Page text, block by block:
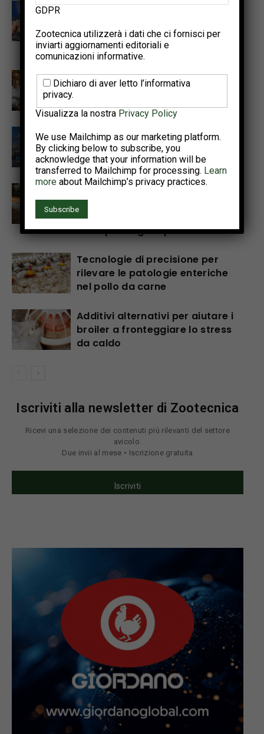
Autenticazione del sistema di
tramite machine learning e
qualità delle uova
Promuovere la sostenibilità
avicola per soddisfare il
fabbisogno proteico del 2050
Punti salienti dell’Annual Meeting
PSA e del World Poultry
Congress 2026
Il progetto Interreg NWE
OMELETTE illustra un percorso
pratico per cicli di produzione di
uova più lunghi e più sani
Tecnologie di precisione per
rilevare le patologie enteriche
nel pollo da carne
Additivi alternativi per aiutare i
broiler a fronteggiare lo stress
da caldo
Iscriviti alla newsletter di Zootecnica
Ricevi una selezione dei contenuti più rilevanti del settore
avicolo.
Due invii al mese • Iscrizione gratuita
Iscriviti
GDPR
Zootecnica utilizzerà i dati che ci fornisci per
inviarti aggiornamenti editoriali e
comunicazioni informative.
Dichiaro di aver letto l’informativa
privacy.
Visualizza la nostra Privacy Policy
We use Mailchimp as our marketing platform.
By clicking below to subscribe, you
acknowledge that your information will be
transferred to Mailchimp for processing. Learn
more about Mailchimp’s privacy practices.